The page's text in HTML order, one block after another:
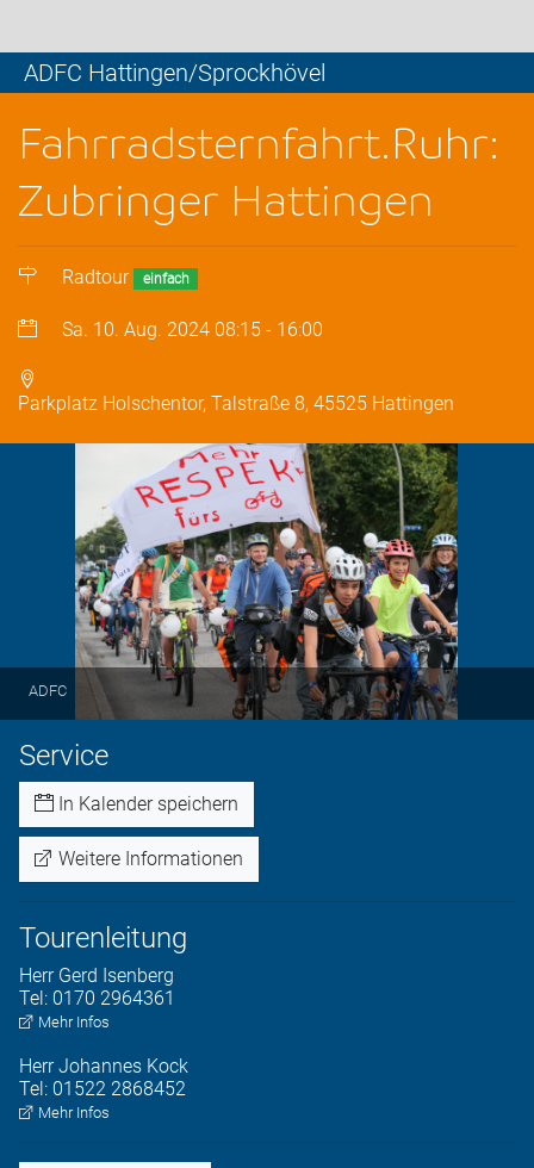
ADFC Hattingen/Sprockhövel
Fahrradsternfahrt.Ruhr:
Zubringer Hattingen
Radtour einfach
Sa. 10. Aug. 2024 08:15 - 16:00
Parkplatz Holschentor, Talstraße 8, 45525 Hattingen
ADFC
Service
In Kalender speichern
Weitere Informationen
Tourenleitung
Herr Gerd Isenberg
Tel: 0170 2964361
Mehr Infos
Herr Johannes Kock
Tel: 01522 2868452
Mehr Infos